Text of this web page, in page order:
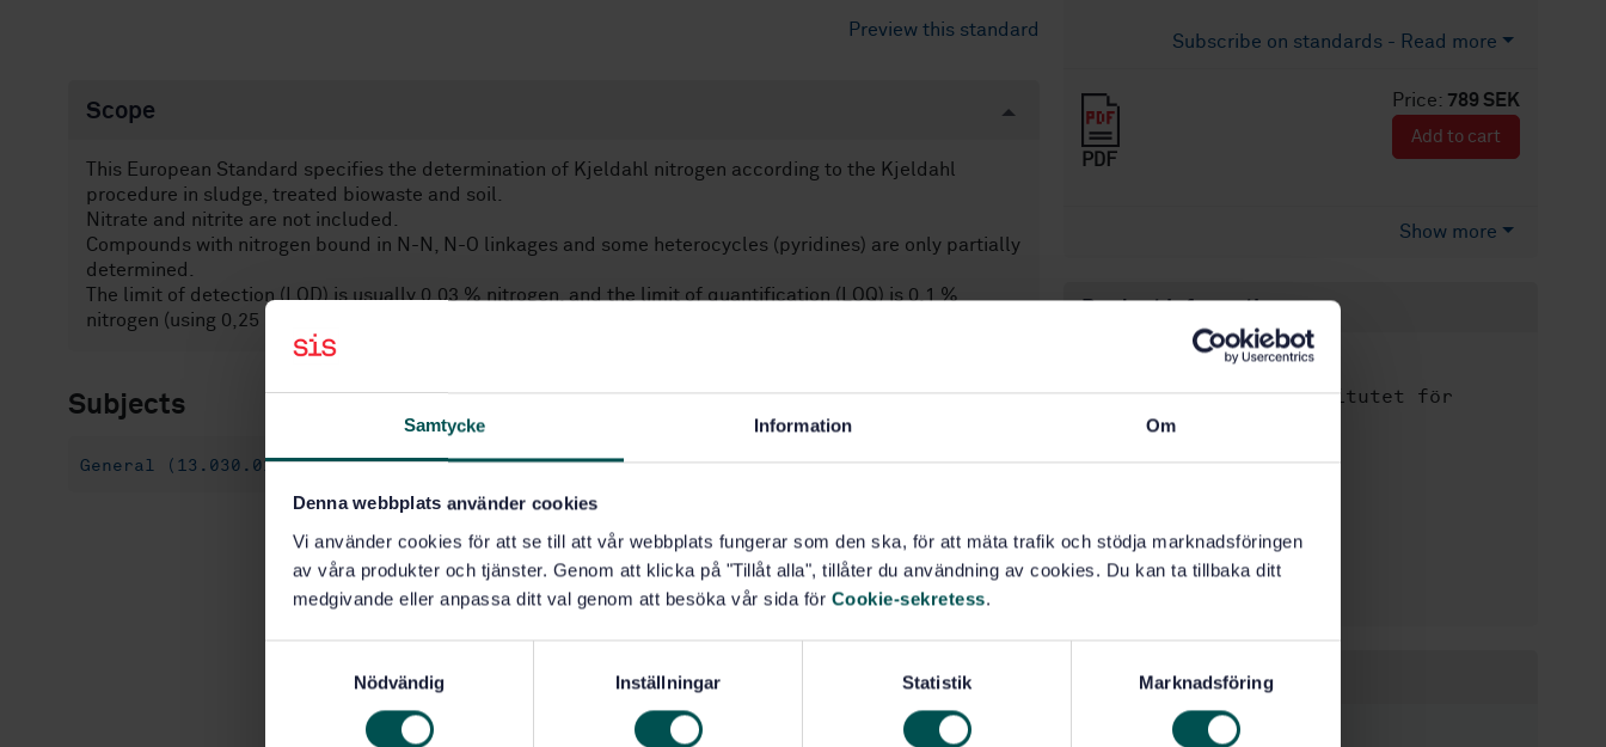
Samtycke Information Om
Denna webbplats använder cookies
Vi använder cookies för att se till att vår webbplats fungerar som den ska, för att mäta trafik och stödja marknadsföringen
av våra produkter och tjänster. Genom att klicka på "Tillåt alla", tillåter du användning av cookies. Du kan ta tillbaka ditt
medgivande eller anpassa ditt val genom att besöka vår sida för Cookie-sekretess.
Nödvändig Inställningar Statistik Marknadsföring
Preview this standard
Scope
This European Standard specifies the determination of Kjeldahl nitrogen according to the Kjeldahl
procedure in sludge, treated biowaste and soil.
Nitrate and nitrite are not included.
Compounds with nitrogen bound in N-N, N-O linkages and some heterocycles (pyridines) are only partially
determined.
The limit of detection (LOD) is usually 0,03 % nitrogen, and the limit of quantification (LOQ) is 0,1 %
nitrogen (using 0,25 mol/l sulfuric acid for titration).
Subjects
General (13.030.01) Chemical characteristics of soils (13.080.10)
Subscribe on standards - Read more
Price: 789 SEK
PDF
Add to cart
Show more
Product information
English
Written by:Svenska institutet för
standarder
Approved:8/25/2012
Within the same area
STANDARDS